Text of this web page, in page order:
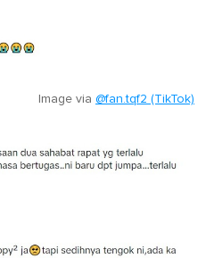
Image via @fan.tqf2 (TikTok)